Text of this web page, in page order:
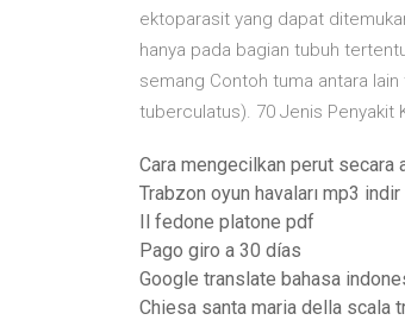
ektoparasit yang dapat
hanya pada bagian tubuh
semang Contoh tuma antara
tuberculatus). 70 Jenis Penyakit
Cara mengecilkan perut secara
Trabzon oyun havaları mp3 indir
Il fedone platone pdf
Pago giro a 30 días
Google translate bahasa
Chiesa santa maria della scala